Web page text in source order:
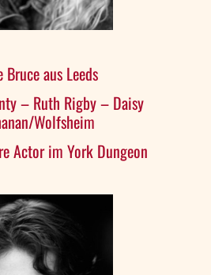
Bruce aus Leeds
– Ruth Rigby – Daisy
Wolfsheim
Actor im York Dungeon